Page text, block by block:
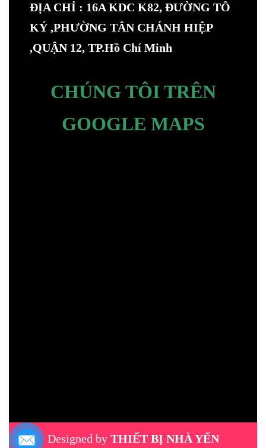
ĐỊA CHỈ : 16A KDC K82, ĐƯỜNG TÔ
KÝ ,PHƯỜNG TÂN CHÁNH HIỆP
,QUẬN 12, TP.Hồ Chí Minh
CHÚNG TÔI TRÊN
GOOGLE MAPS
Designed by THIẾT BỊ NHÀ YẾN